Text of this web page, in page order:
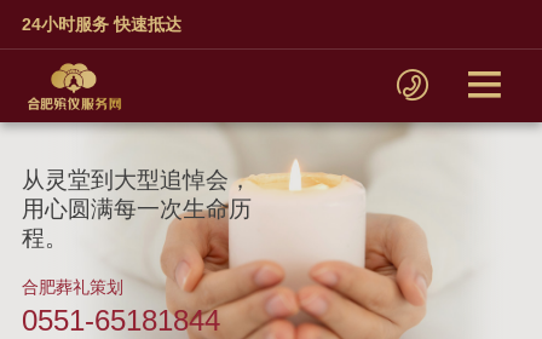
24小时服务 快速抵达
从灵堂到大型追悼会，
用心圆满每一次生命历
程。
合肥葬礼策划
0551-65181844